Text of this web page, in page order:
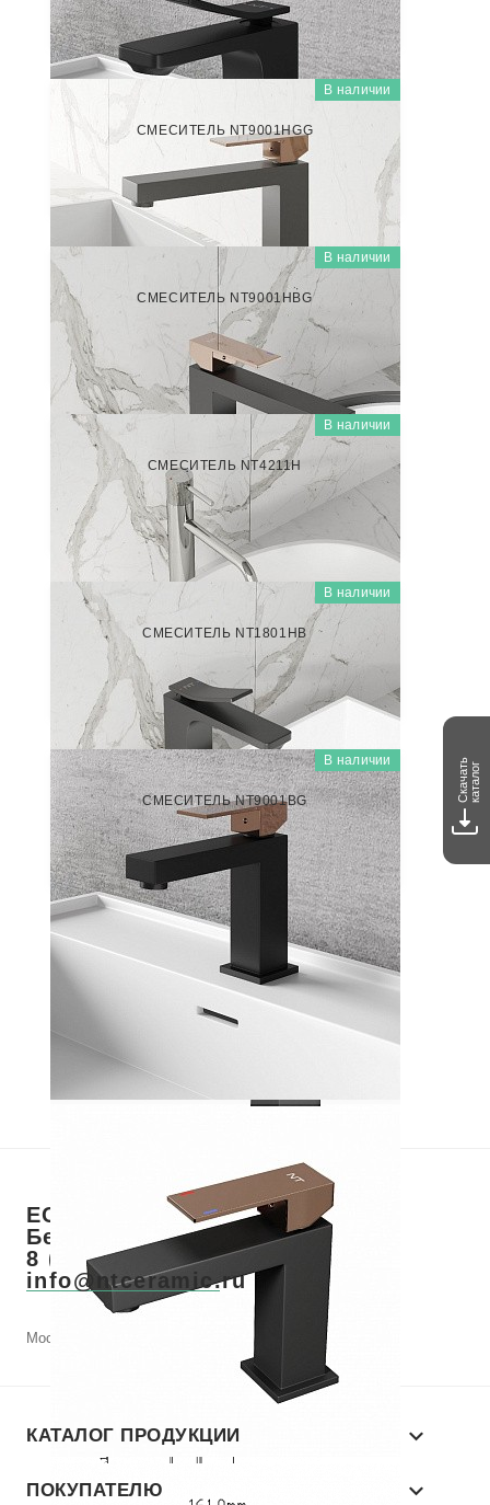
5 500 ₽/шт
В наличии
СМЕСИТЕЛЬ NT9001НGG
7 000 ₽/шт
В наличии
NT9001HBG
СМЕСИТЕЛЬ NT9001HBG
7 000 ₽/шт
В наличии
NT4211Н
СМЕСИТЕЛЬ NT4211Н
7 000 ₽/шт
В наличии
NT1801НВ
СМЕСИТЕЛЬ NT1801НВ
7 000 ₽/шт
В наличии
NT9001BG
СМЕСИТЕЛЬ NT9001BG
5 500 ₽/шт
Скачатькаталог
ЕСТЬ ВОПРОСЫ? ЗВОНИТЕ!
Бесплатный звонок по РФ
8 (800) 700-28-73
info@ntceramic.ru
Москва, Летниковская, д. 2, стр.1, этаж 11
КАТАЛОГ ПРОДУКЦИИ
ПОКУПАТЕЛЮ